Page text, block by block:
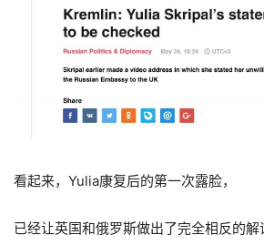
看起来，Yulia康复后的第一次露脸，
已经让英国和俄罗斯做出了完全相反的解